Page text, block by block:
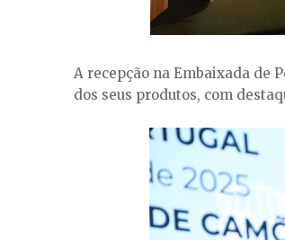
A recepção na Embaixada de
dos seus produtos, com